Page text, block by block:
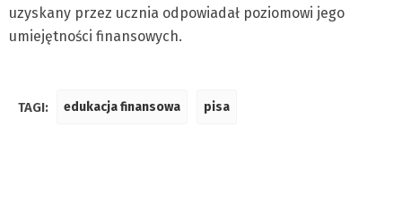
uzyskany przez ucznia odpowiadał poziomowi jego
umiejętności finansowych.
TAGI: edukacja finansowa pisa